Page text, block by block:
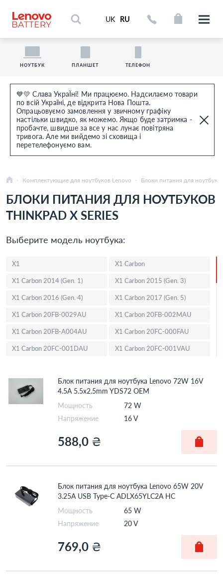
💙💛 Слава УкраЇні! Ми працюємо. Надсилаємо товари
по всій Україні, де відкрита Нова Пошта.
Опрацьовуємо замовлення у звичному графіку
настільки швидко, як можемо. Якщо буде затримка -
пробачте, швидше за все у нас лунає повітряна
тривога. Але ми вийдемо зі сховища і
перетелефонуємо вам.
UK RU
НОУТБУК ПЛАНШЕТ ТЕЛЕФОН
Комплектующие для ноутбуков Lenovo Блоки питания для
БЛОКИ ПИТАНИЯ ДЛЯ НОУТБУКОВ
THINKPAD X SERIES
Выберите модель ноутбука:
X1 X1 Carbon
X1 Carbon 2014 (Gen. 1) X1 Carbon 2015 (Gen. 3)
X1 Carbon 2016 (Gen. 4) X1 Carbon 2017 (Gen. 5)
X1 Carbon 20FB-0029AU X1 Carbon 20FB-002MAU
X1 Carbon 20FB-A004AU X1 Carbon 20FC-000FAU
X1 Carbon 20FC-001DAU X1 Carbon 20FC-001VAU
X1 Carbon 20FC-A00CAU X1 Carbon 20FC-S00Y01
X120e
X200 X201
X230
X230i X240
X301 X370 Yoga
Блок питания для ноутбука Lenovo 72W 16V
4.5A 5.5x2.5mm YDS72 OEM
Мощность
72 W
Напряжение
16 V
588,0 ₴
Блок питания для ноутбука Lenovo 65W 20V
3.25A USB Type-C ADLX65YLC2A HC
Мощность
65 W
Напряжение
20 V
769,0 ₴